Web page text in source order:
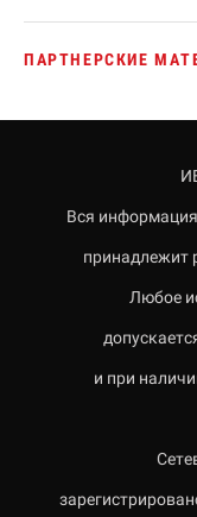
ПАРТНЕРСКИЕ
Вся
принадлежит
Любое
и при